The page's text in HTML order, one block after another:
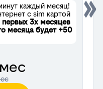
каждый месяц!
с sim картой
первых 3х месяцев
месяца будет +50